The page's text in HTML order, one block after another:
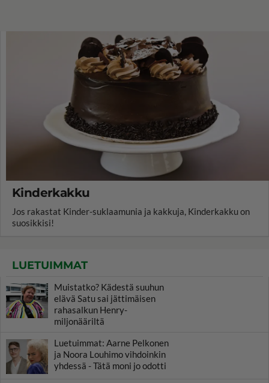
Kinderkakku
Jos rakastat Kinder-suklaamunia ja kakkuja, Kinderkakku on
suosikkisi!
LUETUIMMAT
Muistatko? Kädestä suuhun
elävä Satu sai jättimäisen
rahasalkun Henry-
miljonääriltä
Luetuimmat: Aarne Pelkonen
ja Noora Louhimo vihdoinkin
yhdessä - Tätä moni jo odotti